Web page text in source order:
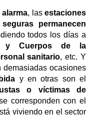
, las estaciones
permanecen
todos los días a
y Cuerpos de la
sanitario, etc. Y
demasiadas ocasiones
y en otras son el
o víctimas de
corresponden con el
viviendo en el sector